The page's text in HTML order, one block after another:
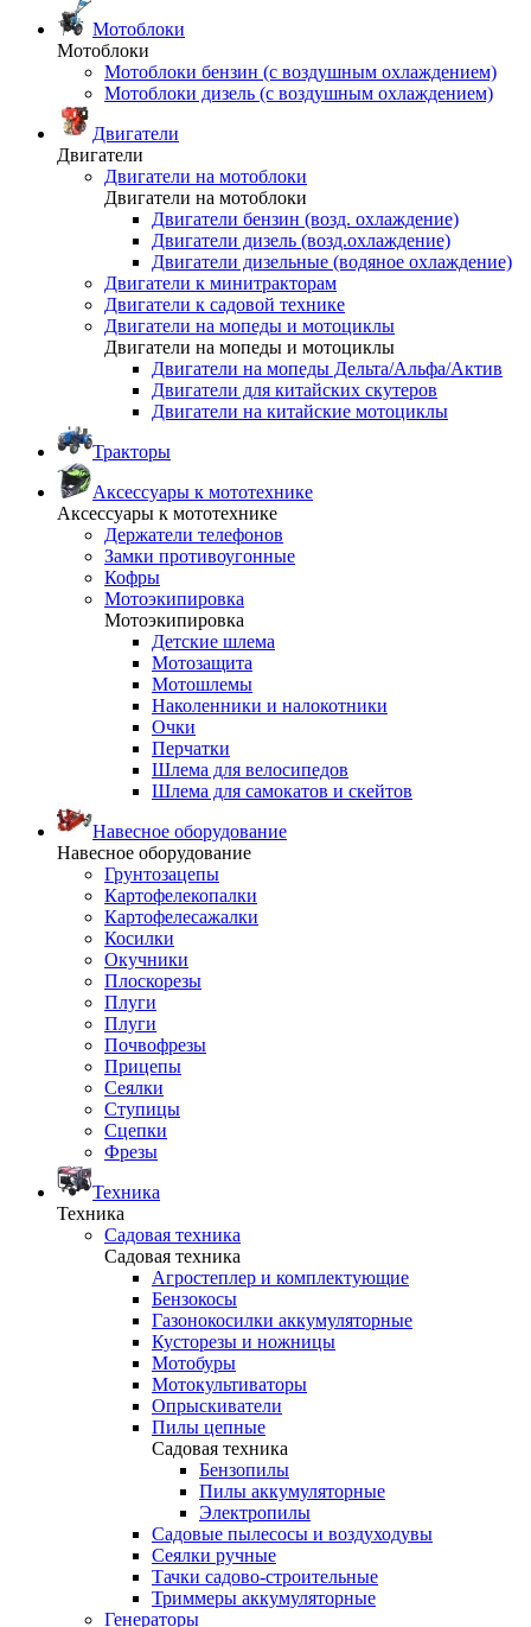
Мотоблоки
Мотоблоки
Мотоблоки бензин (с воздушным охлаждением)
Мотоблоки дизель (с воздушным охлаждением)
Двигатели
Двигатели
Двигатели на мотоблоки
Двигатели на мотоблоки
Двигатели бензин (возд. охлаждение)
Двигатели дизель (возд.охлаждение)
Двигатели дизельные (водяное охлаждение)
Двигатели к минитракторам
Двигатели к садовой технике
Двигатели на мопеды и мотоциклы
Двигатели на мопеды и мотоциклы
Двигатели на мопеды Дельта/Альфа/Актив
Двигатели для китайских скутеров
Двигатели на китайские мотоциклы
Тракторы
Аксессуары к мототехнике
Аксессуары к мототехнике
Держатели телефонов
Замки противоугонные
Кофры
Мотоэкипировка
Мотоэкипировка
Детские шлема
Мотозащита
Мотошлемы
Наколенники и налокотники
Очки
Перчатки
Шлема для велосипедов
Шлема для самокатов и скейтов
Навесное оборудование
Навесное оборудование
Грунтозацепы
Картофелекопалки
Картофелесажалки
Косилки
Окучники
Плоскорезы
Плуги
Плуги
Почвофрезы
Прицепы
Сеялки
Ступицы
Сцепки
Фрезы
Техника
Техника
Садовая техника
Садовая техника
Агростеплер и комплектующие
Бензокосы
Газонокосилки аккумуляторные
Кусторезы и ножницы
Мотобуры
Мотокультиваторы
Опрыскиватели
Пилы цепные
Садовая техника
Бензопилы
Пилы аккумуляторные
Электропилы
Садовые пылесосы и воздуходувы
Сеялки ручные
Тачки садово-строительные
Триммеры аккумуляторные
Генераторы